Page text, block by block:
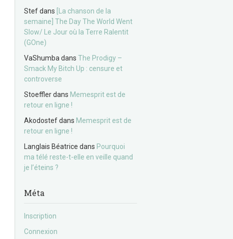
Stefdans
[La chanson de la
semaine] The Day The World Went
Slow/ Le Jour où la Terre Ralentit
(GOne)
VaShumba dansThe Prodigy –
Smack My Bitch Up : censure et
controverse
Stoefflerdans Memesprit est de
retour en ligne !
Akodostefdans Memesprit est de
retour en ligne !
Langlais Béatrice dans Pourquoi
ma télé reste-t-elle en veille quand
je l’éteins ?
Méta
Inscription
Connexion